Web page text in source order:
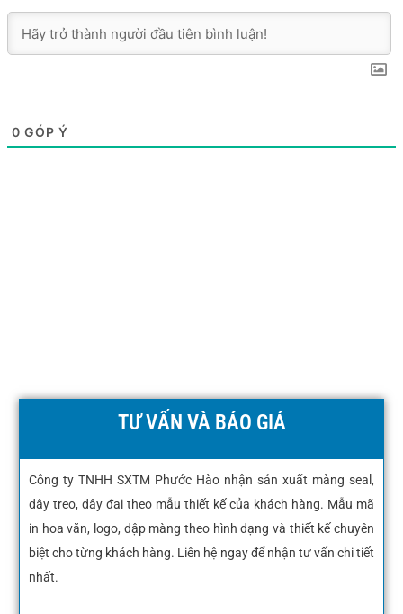
0 GÓP Ý
TƯ VẤN VÀ BÁO GIÁ
Công ty TNHH SXTM Phước Hào nhận sản xuất màng seal,
dây treo, dây đai theo mẫu thiết kế của khách hàng. Mẫu mã
in hoa văn, logo, dập màng theo hình dạng và thiết kế chuyên
biệt cho từng khách hàng. Liên hệ ngay để nhận tư vấn chi tiết
nhất.